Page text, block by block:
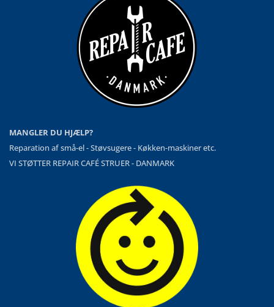
MANGLER DU HJÆLP?
Reparation af små-el - Støvsugere - Køkken-maskiner etc.
VI STØTTER REPAIR CAFÉ STRUER - DANMARK